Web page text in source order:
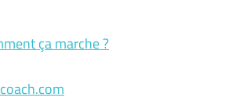
ça marche ?